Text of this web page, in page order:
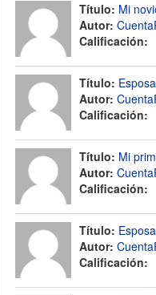
Título: Mi
Autor:
Calificación:
Título:
Autor:
Calificación:
Título: Mi
Autor:
Calificación:
Título:
Autor:
Calificación: